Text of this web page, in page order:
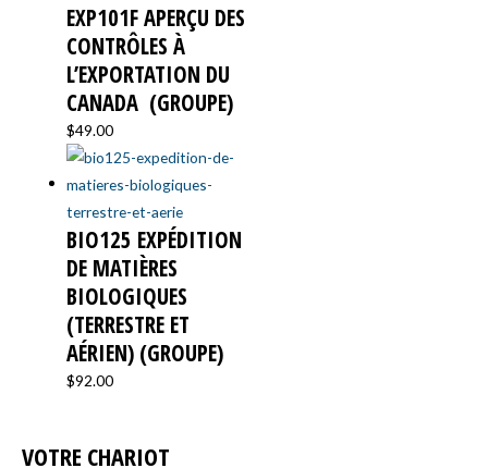
EXP101F APERÇU DES
CONTRÔLES À
L’EXPORTATION DU
CANADA ​ (GROUPE)
$49.00
BIO125 EXPÉDITION
DE MATIÈRES
BIOLOGIQUES
(TERRESTRE ET
AÉRIEN) (GROUPE)
$92.00
VOTRE CHARIOT